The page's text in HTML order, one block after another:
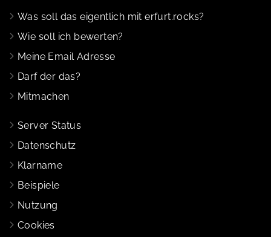
Was soll das eigentlich mit erfurt.rocks?
Wie soll ich bewerten?
Meine Email Adresse
Darf der das?
Mitmachen
Server Status
Datenschutz
Klarname
Beispiele
Nutzung
Cookies